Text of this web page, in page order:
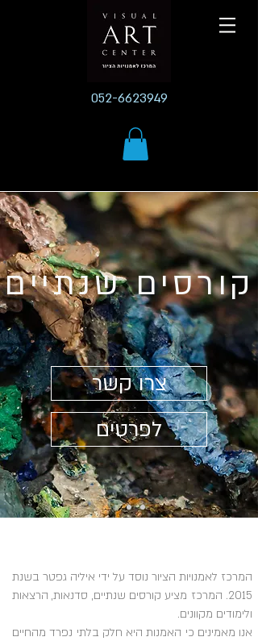
052-6623949
קורסים שנתיים
צרו קשר
לפרטים
המרכז לאמנויות הציור נוסד על ידי איליה גפטר בשנת
2015. המרכז מציע קורסים שנתיים, סדנאות, הרצאות
ולימודים מקוונים.
אנו מאמינים כי האמנות היא חלק בלתי נפרד מהחיים